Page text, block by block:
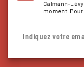
Calmann-
moment. Pour
Indiquez votre